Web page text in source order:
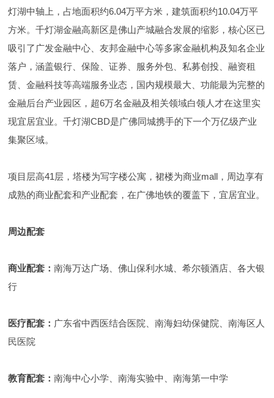
灯湖中轴上，占地面积约6.04万平方米，建筑面积约10.04万平
方米。千灯湖金融高新区是佛山产城融合发展的缩影，核心区已
吸引了广发金融中心、友邦金融中心等多家金融机构及知名企业
落户，涵盖银行、保险、证券、服务外包、私募创投、融资租
赁、金融科技等高端服务业态，国内规模最大、功能最为完整的
金融后台产业园区，超6万名金融及相关领域白领人才在这里实
现宜居宜业。千灯湖CBD是广佛同城携手的下一个万亿级产业
集聚区域。
项目层高41层，塔楼为写字楼公寓，裙楼为商业mall，周边享有
成熟的商业配套和产业配套，在广佛地铁的覆盖下，宜居宜业。
周边配套
商业配套：南海万达广场、佛山保利水城、希尔顿酒店、各大银
行
医疗配套： 广东省中西医结合医院、南海妇幼保健院、南海区人
民医院
教育配套：南海中心小学、南海实验中、南海第一中学